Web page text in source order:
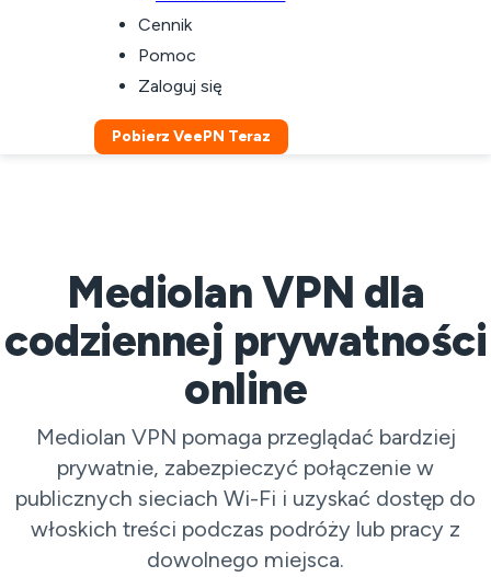
Cennik
Pomoc
Zaloguj się
Pobierz VeePN Teraz
Mediolan VPN dla
codziennej prywatności
online
Mediolan VPN pomaga przeglądać bardziej
prywatnie, zabezpieczyć połączenie w
publicznych sieciach Wi-Fi i uzyskać dostęp do
włoskich treści podczas podróży lub pracy z
dowolnego miejsca.